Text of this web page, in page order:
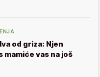
od griza: Njen
mamiće vas na još